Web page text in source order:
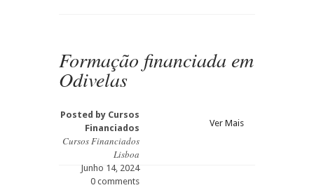
Formação financiada em
Odivelas
Posted by Cursos
Financiados
Cursos Financiados
Lisboa
Junho 14, 2024
0 comments
Ver Mais